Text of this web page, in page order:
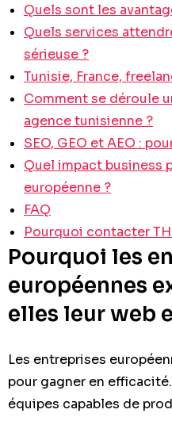
Quels sont les
Quels services
sérieuse ?
Tunisie, France,
Comment se déroule
agence tunisienne ?
SEO, GEO et AEO :
Quel impact business
européenne ?
FAQ
Pourquoi contacter
Pourquoi les
européennes
elles leur web
Les entreprises
pour gagner en
équipes capables de